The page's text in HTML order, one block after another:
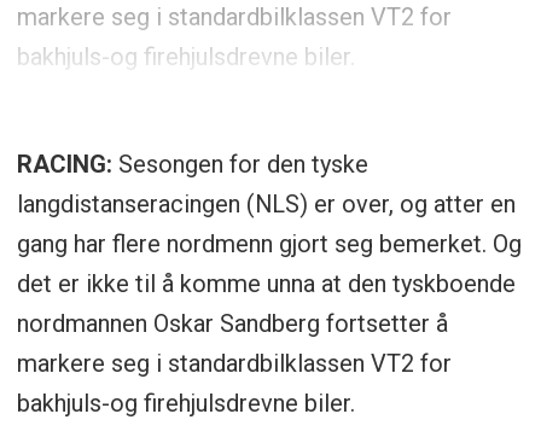
markere seg i standardbilklassen VT2 for
bakhjuls-og firehjulsdrevne biler.
RACING: Sesongen for den tyske
langdistanseracingen (NLS) er over, og atter en
gang har flere nordmenn gjort seg bemerket. Og
det er ikke til å komme unna at den tyskboende
nordmannen Oskar Sandberg fortsetter å
markere seg i standardbilklassen VT2 for
bakhjuls-og firehjulsdrevne biler.